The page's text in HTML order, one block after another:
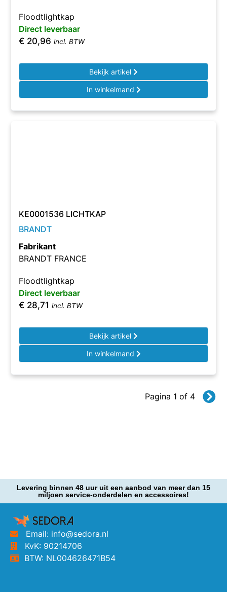
Floodtlightkap
Direct leverbaar
€ 20,96 incl. BTW
Bekijk artikel
In winkelmand
KE0001536 LICHTKAP
BRANDT
Fabrikant
BRANDT FRANCE
Floodtlightkap
Direct leverbaar
€ 28,71 incl. BTW
Bekijk artikel
In winkelmand
Pagina 1 of 4
Levering binnen 48 uur uit een aanbod van meer dan 15
miljoen service-onderdelen en accessoires!
Email: info@sedora.nl
KvK: 90214706
BTW: NL004626471B54